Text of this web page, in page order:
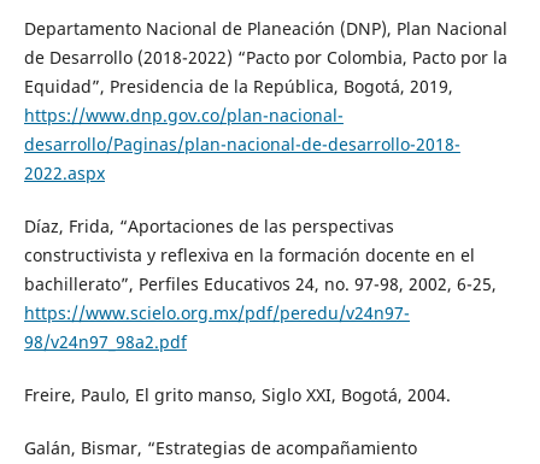
Departamento Nacional de Planeación (DNP), Plan Nacional
de Desarrollo (2018-2022) “Pacto por Colombia, Pacto por la
Equidad”, Presidencia de la República, Bogotá, 2019,
https://www.dnp.gov.co/plan-nacional-
desarrollo/Paginas/plan-nacional-de-desarrollo-2018-
2022.aspx
Díaz, Frida, “Aportaciones de las perspectivas
constructivista y reflexiva en la formación docente en el
bachillerato”, Perfiles Educativos 24, no. 97-98, 2002, 6-25,
https://www.scielo.org.mx/pdf/peredu/v24n97-
98/v24n97_98a2.pdf
Freire, Paulo, El grito manso, Siglo XXI, Bogotá, 2004.
Galán, Bismar, “Estrategias de acompañamiento